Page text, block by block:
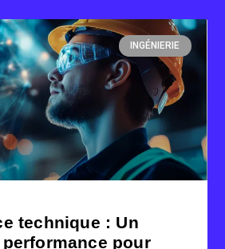
INGÉNIERIE
technique : Un
pour